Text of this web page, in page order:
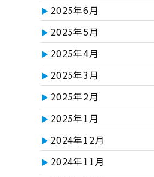
2025年6月
2025年5月
2025年4月
2025年3月
2025年2月
2025年1月
2024年12月
2024年11月